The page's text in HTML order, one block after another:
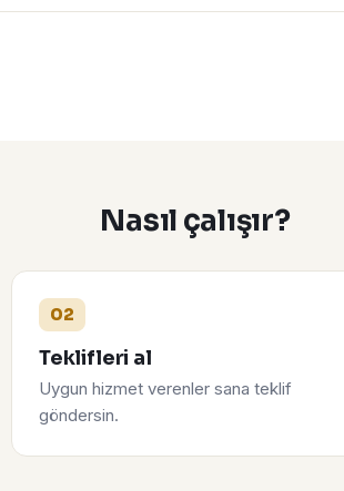
Nasıl çalışır?
02
Teklifleri al
Uygun hizmet verenler sana teklif
göndersin.